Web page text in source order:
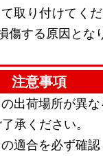
取り付けてく
する原因とな
注意事項
出荷場所が異
承ください。
適合を必ず確